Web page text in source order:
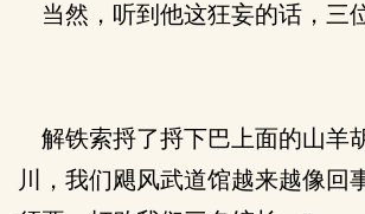
当然，听到他这狂妄的话，三
解铁索捋了捋下巴上面的山羊
川，我们飓风武道馆越来越像